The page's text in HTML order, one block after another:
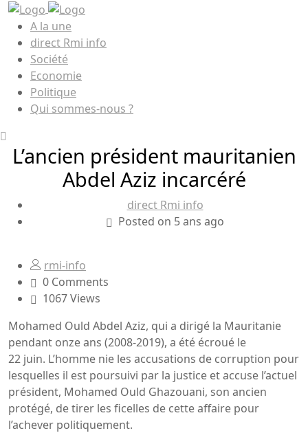
A la une
direct Rmi info
Société
Economie
Politique
Qui sommes-nous ?
L’ancien président mauritanien
Abdel Aziz incarcéré
direct Rmi info
Posted on 5 ans ago
rmi-info
0 Comments
1067 Views
Mohamed Ould Abdel Aziz, qui a dirigé la Mauritanie
pendant onze ans (2008-2019), a été écroué le
22 juin. L’homme nie les accusations de corruption pour
lesquelles il est poursuivi par la justice et accuse l’actuel
président, Mohamed Ould Ghazouani, son ancien
protégé, de tirer les ficelles de cette affaire pour
l’achever politiquement.